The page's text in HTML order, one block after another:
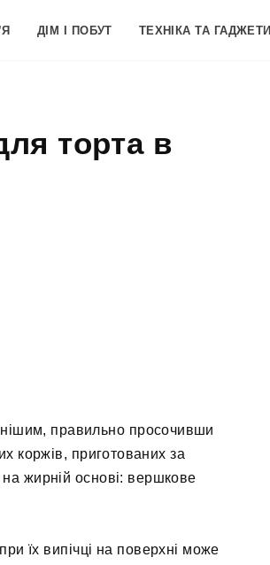
ДІМ І ПОБУТ ТЕХНІКА ТА ГАДЖЕТИ
торта в
правильно просочивши
коржів, приготованих за
жирній основі: вершкове
їх випічці на поверхні може